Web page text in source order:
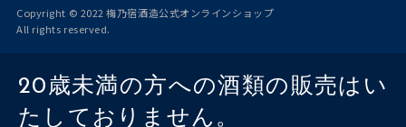
Copyright © 2022 梅乃宿酒造公式オンラインショップ
All rights reserved.
20歳未満の方への酒類の販売はい
たしておりません。